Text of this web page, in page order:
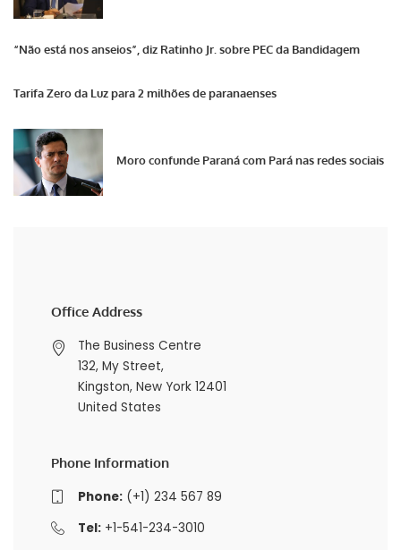
“Não está nos anseios”, diz Ratinho Jr. sobre PEC da Bandidagem
Tarifa Zero da Luz para 2 milhões de paranaenses
Moro confunde Paraná com Pará nas redes sociais
Office Address
The Business Centre
132, My Street,
Kingston, New York 12401
United States
Phone Information
Phone:(+1) 234 567 89
Tel:+1-541-234-3010